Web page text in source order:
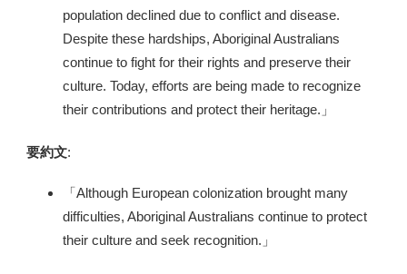
population declined due to conflict and disease.
Despite these hardships, Aboriginal Australians
continue to fight for their rights and preserve their
culture. Today, efforts are being made to recognize
their contributions and protect their heritage.」
要約文:
「Although European colonization brought many
difficulties, Aboriginal Australians continue to protect
their culture and seek recognition.」